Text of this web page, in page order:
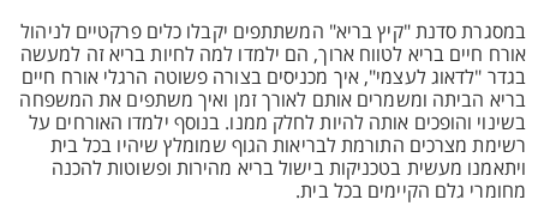
במסגרת סדנת "קיץ בריא" המשתתפים יקבלו כלים פרקטיים לניהול
אורח חיים בריא לטווח ארוך, הם ילמדו למה לחיות בריא זה למעשה
בגדר "לדאוג לעצמי", איך מכניסים בצורה פשוטה הרגלי אורח חיים
בריא הביתה ומשמרים אותם לאורך זמן ואיך משתפים את המשפחה
בשינוי והופכים אותה להיות לחלק ממנו. בנוסף ילמדו האורחים על
רשימת מצרכים התורמת לבריאות הגוף שמומלץ שיהיו בכל בית
ויתאמנו מעשית בטכניקות בישול בריא מהירות ופשוטות להכנה
מחומרי גלם הקיימים בכל בית.